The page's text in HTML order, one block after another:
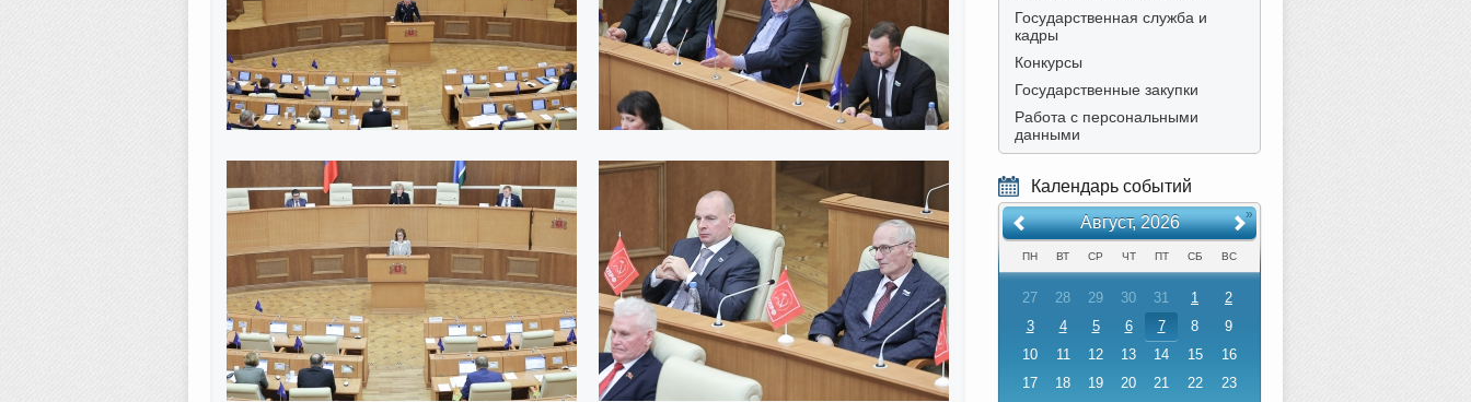
Государственная служба и
кадры
Конкурсы
Государственные закупки
Работа с персональными
данными
Календарь событий
Август, 2026 »
ПН ВТ СР ЧТ ПТ СБ ВС
27 28 29 30 31 1
2
3
4 5 6 7 8
9
10
11 12 13 14 15
16
17
18 19 20 21 22
23